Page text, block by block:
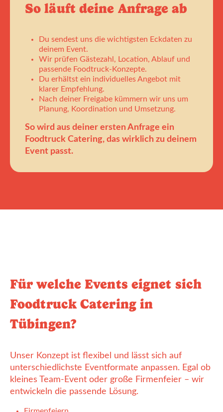
So läuft deine Anfrage ab
Du sendest uns die wichtigsten Eckdaten zu
deinem Event.
Wir prüfen Gästezahl, Location, Ablauf und
passende Foodtruck-Konzepte.
Du erhältst ein individuelles Angebot mit
klarer Empfehlung.
Nach deiner Freigabe kümmern wir uns um
Planung, Koordination und Umsetzung.
So wird aus deiner ersten Anfrage ein
Foodtruck Catering, das wirklich zu deinem
Event passt.
Für welche Events eignet sich
Foodtruck Catering in
Tübingen?
Unser Konzept ist flexibel und lässt sich auf
unterschiedlichste Eventformate anpassen. Egal ob
kleines Team-Event oder große Firmenfeier – wir
entwickeln die passende Lösung.